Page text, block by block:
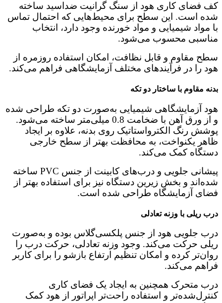
کف فضای کاری هود از سنگ گرانیت ضداسید ساخته
شده است. این سطح برای محیط‌هایی که احتمال تماس
با مواد شیمیایی و مواد خورنده وجود دارد، انتخاب
مناسبی محسوب می‌شود.
سطح مقاوم و قابل نظافت، امکان استفاده روزمره از
هود را در فرآیندهای مختلف آزمایشگاهی فراهم می‌کند.
بدنه مقاوم با ساختار دو تکه
هود آزمایشگاهی شیمیایی به‌صورت دو تکه طراحی شده
و از ورق آهن با ضخامت 0.8 میلی‌متر ساخته می‌شود.
پوشش رنگ الکترواستاتیک روی بدنه، علاوه بر ایجاد
ظاهر یکنواخت، به محافظت بهتر از سطح خارجی
دستگاه کمک می‌کند.
پیشانی جلویی و درب‌های کابینت از جنس PVC ساخته
شده‌اند و بخش زیرین دستگاه نیز برای استفاده بهتر از
فضای آزمایشگاه طراحی شده است.
درب ریلی با وزنه تعادلی
درب جلویی هود از جنس پلکسی‌گلاس بوده و به‌صورت
ریلی حرکت می‌کند. وجود وزنه تعادلی، حرکت درب را
روان‌تر کرده و امکان تنظیم ارتفاع بازشو را برای کاربر
فراهم می‌کند.
درب متحرک همچنین به ایجاد یک فضای کاری
کنترل‌شده‌تر و استفاده راحت‌تر اپراتور از هود کمک